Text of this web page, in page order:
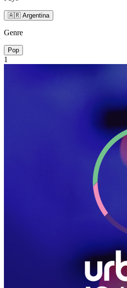
🇦🇷 Argentina
Genre
Pop
1